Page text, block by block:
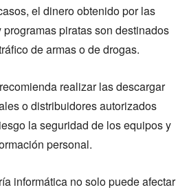
el dinero obtenido por las
piratas son destinados
de armas o de drogas.
realizar las descargar
o distribuidores autorizados
la seguridad de los equipos y
personal.
informática no solo puede afectar